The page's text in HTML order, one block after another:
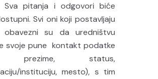
Sva pitanja i odgovori biće
Svi oni koji postavljaju
obavezni su da uredništvu
svoje pune kontakt podatke
prezime, status,
instituciju, mesto), s tim